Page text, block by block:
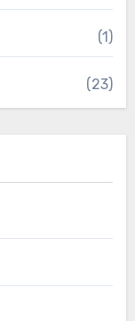
(1)
(23)